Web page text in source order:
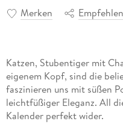
Merken Empfehlen
Katzen, Stubentiger mit
eigenem Kopf, sind die
faszinieren uns mit süßen
leichtfüßiger Eleganz. All
Kalender perfekt wider.